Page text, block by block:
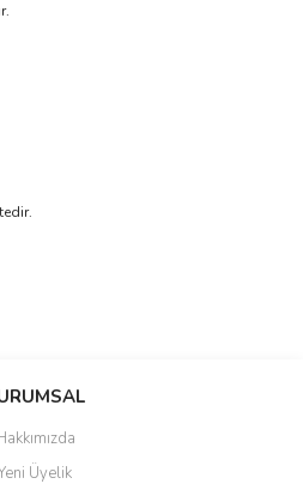
yorumu siz yapın!
Yorum Yaz
veya görüntülenemiyor.
Üyelik